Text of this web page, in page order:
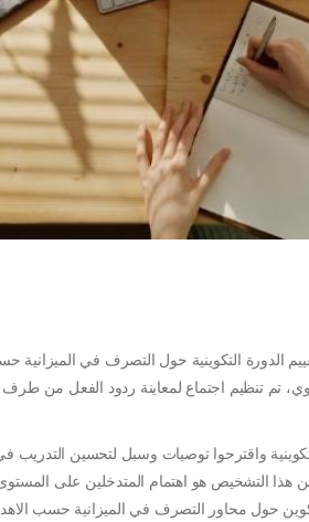
الأساسي للميزانية عدد 15 ولغاية تقييم الدورة التكوينية حول التصرف
المستوى الجهوي، تم تنظيم اجتماع لمعاينة ردود الفعل من
واقترحوا توصيات وسبل لتحسين التدريب
هذا التشخيص هو اهتمام المتدخلين على
حول محاور التصرف في الميزانية حسب